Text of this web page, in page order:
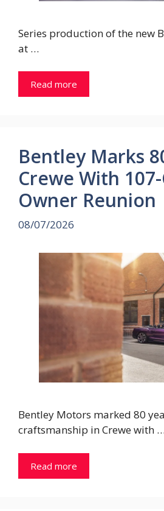
Series production of the new
at …
Read more
Bentley Marks
Crewe With
Owner Reunion
08/07/2026
Bentley Motors marked 80
craftsmanship in Crewe with …
Read more